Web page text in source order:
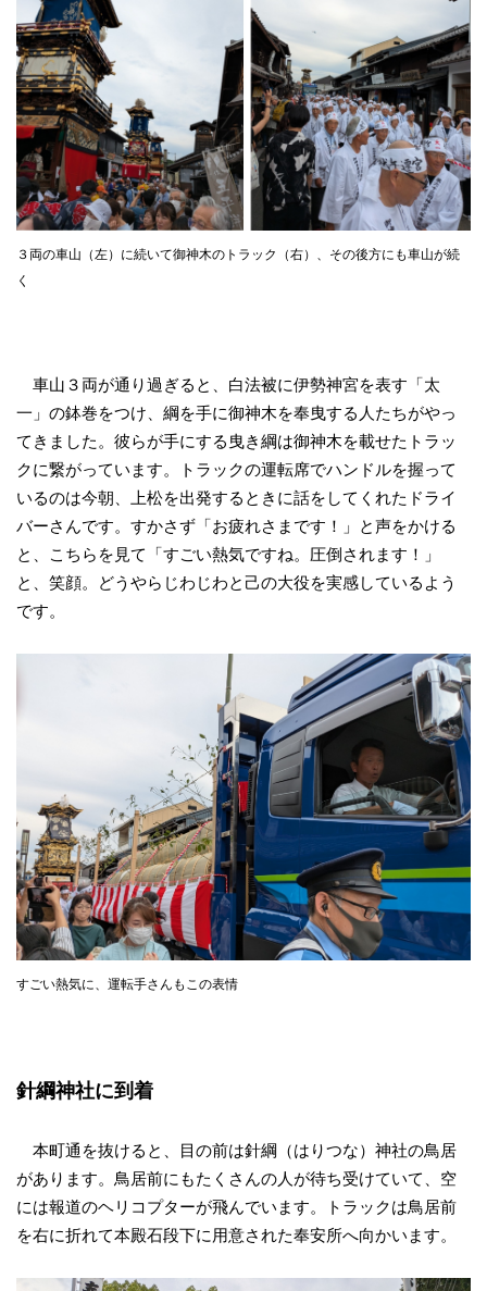
３両の車山（左）に続いて御神木のトラック（右）、その後方にも車山が続
く
車山３両が通り過ぎると、白法被に伊勢神宮を表す「太
一」の鉢巻をつけ、綱を手に御神木を奉曳する人たちがやっ
てきました。彼らが手にする曳き綱は御神木を載せたトラッ
クに繋がっています。トラックの運転席でハンドルを握って
いるのは今朝、上松を出発するときに話をしてくれたドライ
バーさんです。すかさず「お疲れさまです！」と声をかける
と、こちらを見て「すごい熱気ですね。圧倒されます！」
と、笑顔。どうやらじわじわと己の大役を実感しているよう
です。
すごい熱気に、運転手さんもこの表情
針綱神社に到着
本町通を抜けると、目の前は針綱（はりつな）神社の鳥居
があります。鳥居前にもたくさんの人が待ち受けていて、空
には報道のヘリコプターが飛んでいます。トラックは鳥居前
を右に折れて本殿石段下に用意された奉安所へ向かいます。